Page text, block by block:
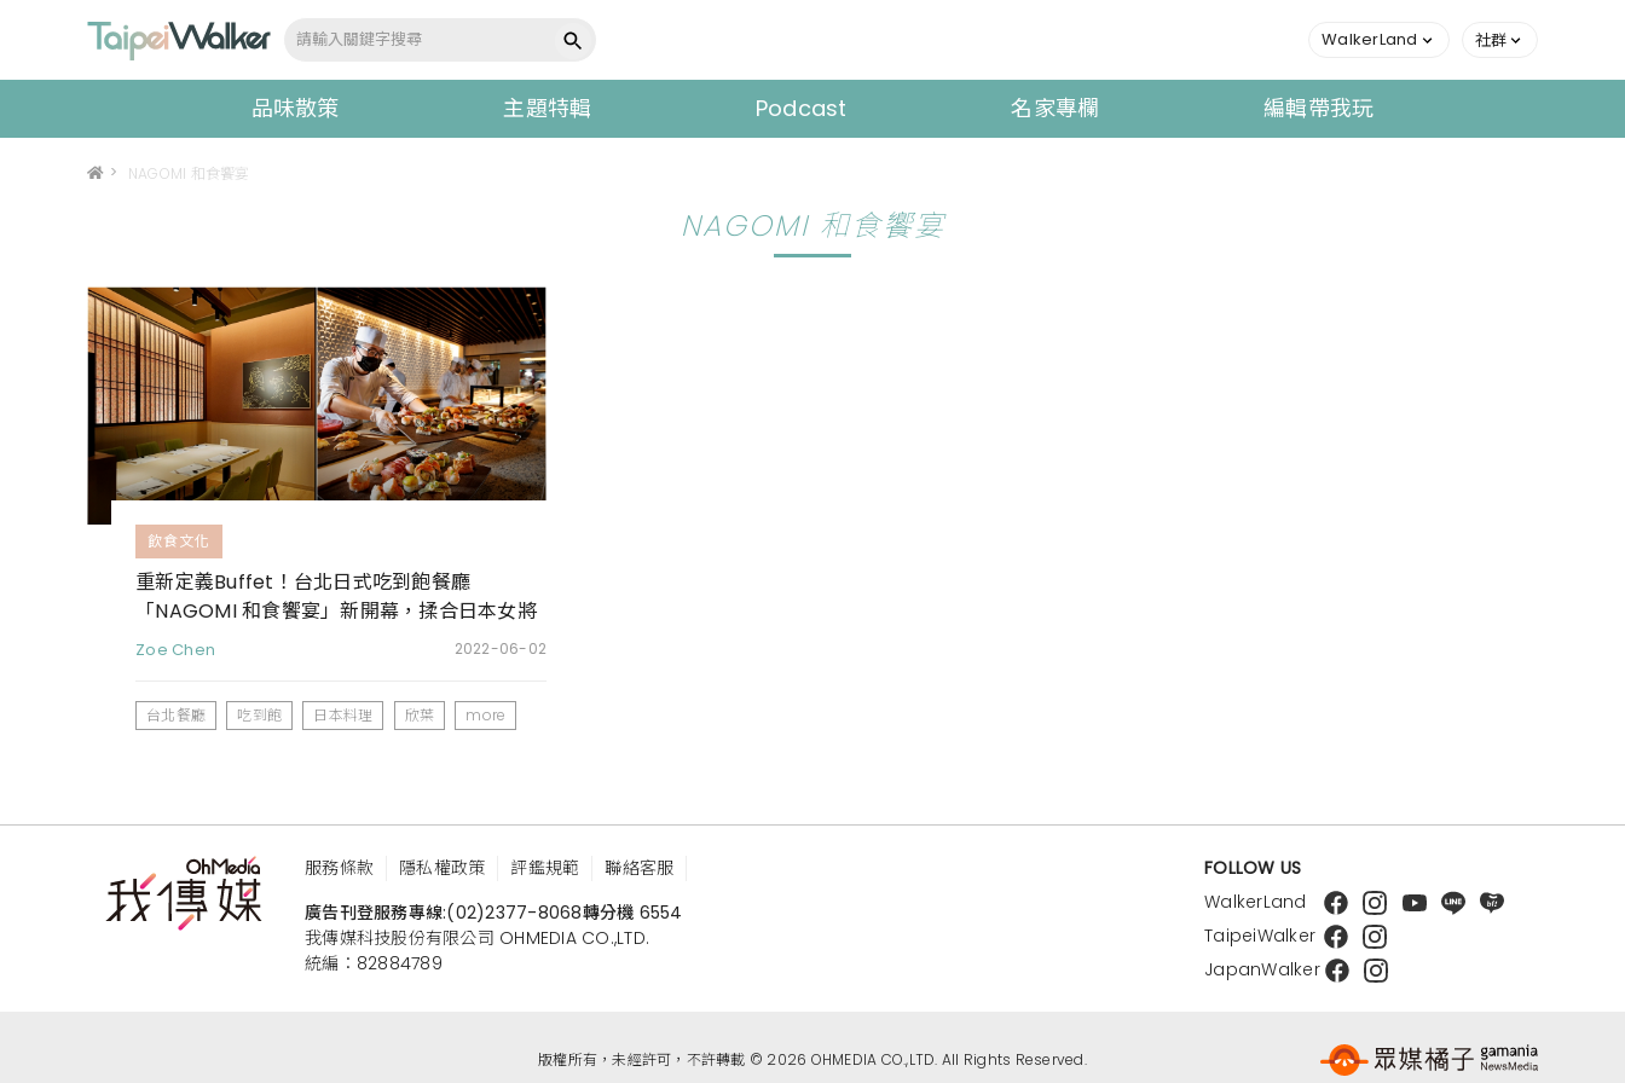
WalkerLand 社群
品味散策 主題特輯 Podcast 名家專欄 編輯帶我玩
> NAGOMI 和食饗宴
NAGOMI 和食饗宴
飲食文化
重新定義Buffet！台北日式吃到飽餐廳
「NAGOMI 和食饗宴」新開幕，揉合日本女將
文化，讓吃飯講究不將就
Zoe Chen 2022-06-02
台北餐廳 吃到飽 日本料理 欣葉 more
服務條款 隱私權政策 評鑑規範
聯絡客服
廣告刊登服務專線:(02)2377-8068轉分機 6554
我傳媒科技股份有限公司 OHMEDIA CO.,LTD.
統編：82884789
FOLLOW US
WalkerLand
TaipeiWalker
JapanWalker
版權所有，未經許可，不許轉載 © 2026 OHMEDIA CO.,LTD. All Rights Reserved.